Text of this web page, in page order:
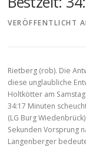
VERÖFFENTLICHT
Rietberg (rob). Die
diese unglaubliche
Holtkötter am
34:17 Minuten
(LG Burg
Sekunden Vorsprung
Langenberger